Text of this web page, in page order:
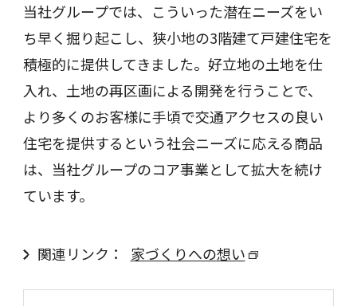
当社グループでは、こういった潜在ニーズをい
ち早く掘り起こし、狭小地の3階建て戸建住宅を
積極的に提供してきました。好立地の土地を仕
入れ、土地の再区画による開発を行うことで、
より多くのお客様に手頃で交通アクセスの良い
住宅を提供するという社会ニーズに応える商品
は、当社グループのコア事業として拡大を続け
ています。
関連リンク： 家づくりへの想い